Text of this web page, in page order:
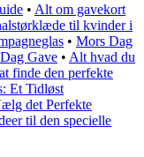
• Alt om gavekort
til kvinder i
• Mors Dag
Gave • Alt hvad du
finde den perfekte
Et Tidløst
det Perfekte
til den specielle